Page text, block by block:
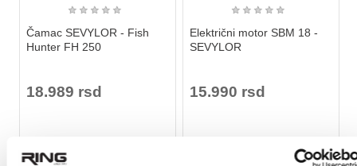
★ ★ ★ ★ ★
Čamac SEVYLOR - Fish
Hunter FH 250
18.989 rsd
★ ★ ★ ★ ★
Električni motor SBM 18 -
SEVYLOR
15.990 rsd